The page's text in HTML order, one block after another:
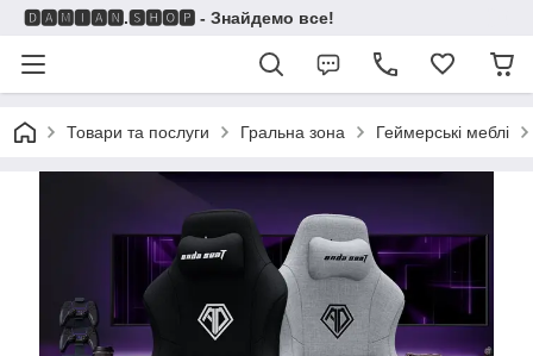
🅳🅰🅼🅸🅰🅽.🆂🅷🅾🅿 - Знайдемо все!
Товари та послуги Гральна зона Геймерські меблі